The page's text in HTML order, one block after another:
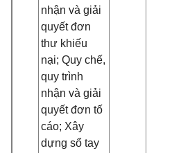
nhận và giải
quyết đơn
thư khiếu
nại; Quy chế,
quy trình
nhận và giải
quyết đơn tố
cáo; Xây
dựng sổ tay